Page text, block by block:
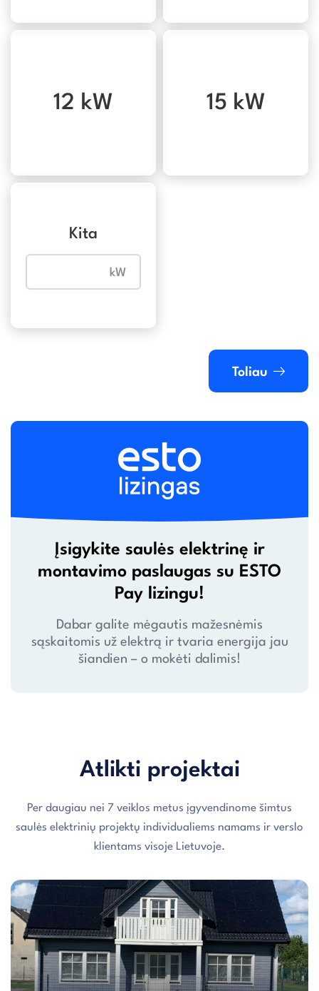
12 kW 15 kW
Kita
Toliau
Įsigykite saulės elektrinę ir
montavimo paslaugas su ESTO
Pay lizingu!
Dabar galite mėgautis mažesnėmis
sąskaitomis už elektrą ir tvaria energija jau
šiandien – o mokėti dalimis!
Atlikti projektai
Per daugiau nei 7 veiklos metus įgyvendinome šimtus
saulės elektrinių projektų individualiems namams ir verslo
klientams visoje Lietuvoje.